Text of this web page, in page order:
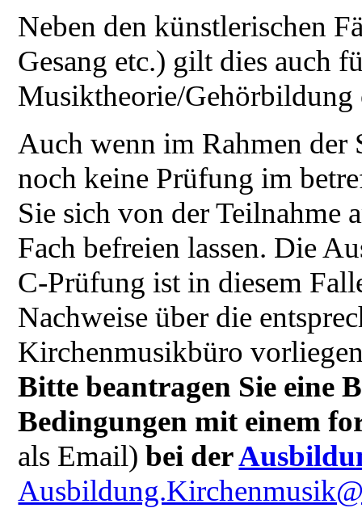
Neben den künstlerischen
Gesang etc.) gilt dies auch
Musiktheorie/Gehörbildung
Auch wenn im Rahmen der
noch keine Prüfung im
Sie sich von der Teilnahme
Fach befreien lassen. Die
C-Prüfung ist in diesem
Nachweise über die
Kirchenmusikbüro
Bitte beantragen Sie eine
Bedingungen mit einem
als Email)bei der